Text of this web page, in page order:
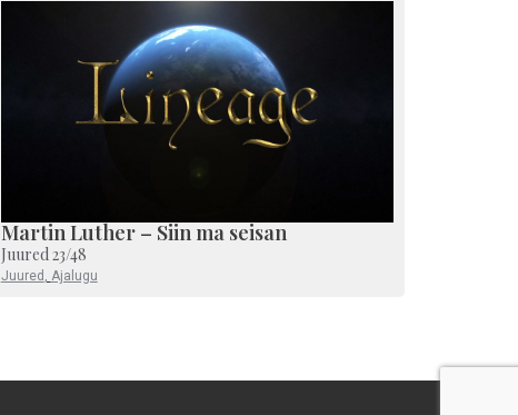
Martin Luther – Siin ma seisan
Juured 23/48
Juured , Ajalugu